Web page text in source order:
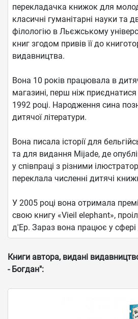
перекладачка книжок для
класичні гуманітарні науки та
філологію в Льєжському
книг згодом привів її до
видавництва.
Вона 10 років працювала в
магазині, перш ніж
1992 році. Народження сина
дитячої літератури.
Вона писала історії для
та для видання Mijade, де
у співпраці з різними
переклала численні дитячі
У 2005 році вона отримала
свою книгу «Vieil elephant»,
д'Ер. Зараз вона працює у
Книги автора, видані
- Богдан":